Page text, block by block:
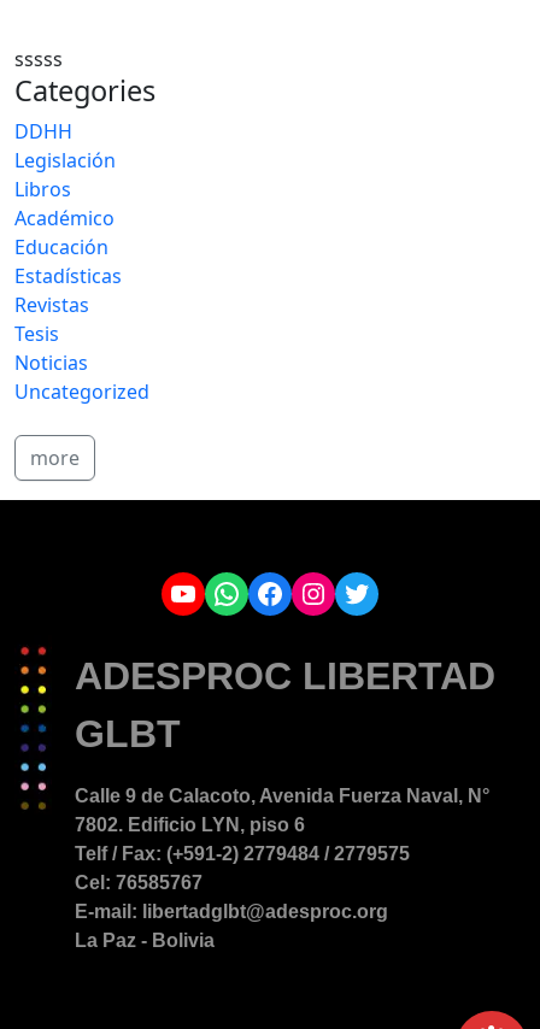
sssss
Categories
DDHH
Legislación
Libros
Académico
Educación
Estadísticas
Revistas
Tesis
Noticias
Uncategorized
more
YouTube WhatsApp Facebook Instagram Twitter
ADESPROC LIBERTAD
GLBT
Calle 9 de Calacoto, Avenida Fuerza Naval, N°
7802. Edificio LYN, piso 6
Telf / Fax: (+591-2) 2779484 / 2779575
Cel: 76585767
E-mail: libertadglbt@adesproc.org
La Paz - Bolivia